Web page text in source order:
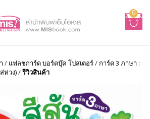
0
/ แฟลชการ์ด บอร์ดบุ๊ค โปสเตอร์/ การ์ด 3 ภาษา :
ห่วง)/รีวิวสินค้า